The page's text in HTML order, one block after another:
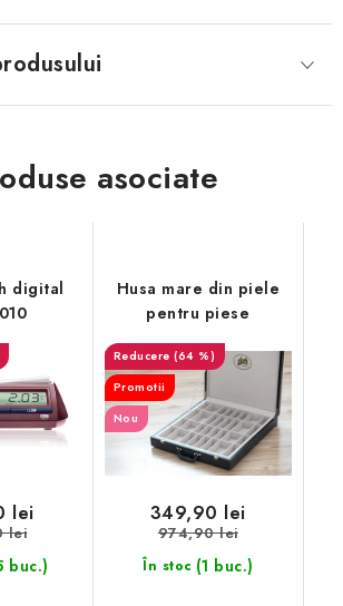
asociate
digital
buc.)
lei
lei
Husa mare din piele
pentru piese
(64 %)
Promotii
Nou
În stoc (1 buc.)
349,90 lei
974,90 lei